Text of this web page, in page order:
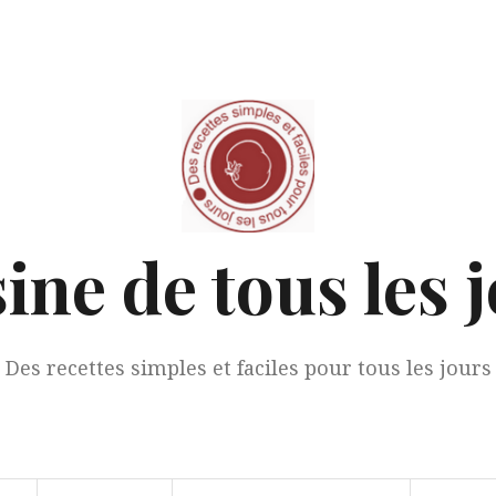
de tous les
Des recettes simples et faciles pour tous les jours